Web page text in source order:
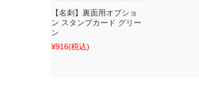
【名刺】裏面用オプショ
ン スタンプカード グリー
ン
¥916(税込)